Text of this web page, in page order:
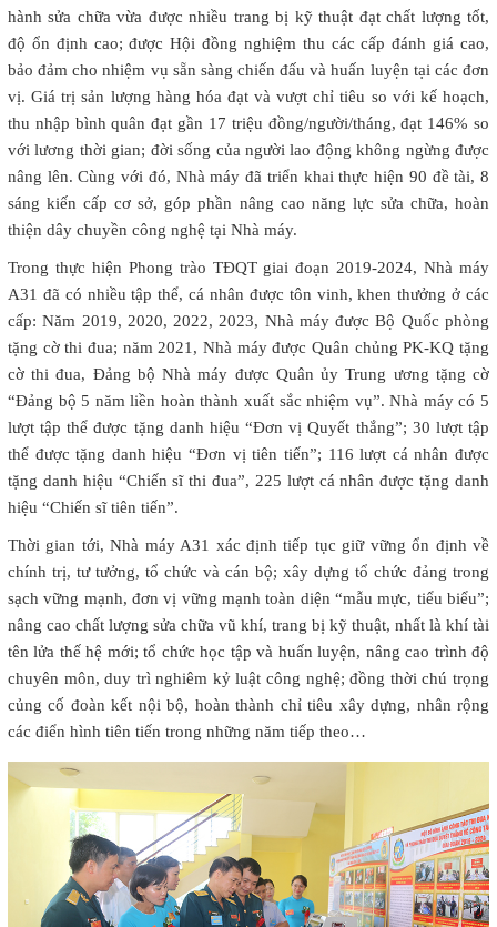
hành sửa chữa vừa được nhiều trang bị kỹ thuật đạt chất lượng tốt,
độ ổn định cao; được Hội đồng nghiệm thu các cấp đánh giá cao,
bảo đảm cho nhiệm vụ sẵn sàng chiến đấu và huấn luyện tại các đơn
vị. Giá trị sản lượng hàng hóa đạt và vượt chỉ tiêu so với kế hoạch,
thu nhập bình quân đạt gần 17 triệu đồng/người/tháng, đạt 146% so
với lương thời gian; đời sống của người lao động không ngừng được
nâng lên. Cùng với đó, Nhà máy đã triển khai thực hiện 90 đề tài, 8
sáng kiến cấp cơ sở, góp phần nâng cao năng lực sửa chữa, hoàn
thiện dây chuyền công nghệ tại Nhà máy.
Trong thực hiện Phong trào TĐQT giai đoạn 2019-2024, Nhà máy
A31 đã có nhiều tập thể, cá nhân được tôn vinh, khen thưởng ở các
cấp: Năm 2019, 2020, 2022, 2023, Nhà máy được Bộ Quốc phòng
tặng cờ thi đua; năm 2021, Nhà máy được Quân chủng PK-KQ tặng
cờ thi đua, Đảng bộ Nhà máy được Quân ủy Trung ương tặng cờ
“Đảng bộ 5 năm liền hoàn thành xuất sắc nhiệm vụ”. Nhà máy có 5
lượt tập thể được tặng danh hiệu “Đơn vị Quyết thắng”; 30 lượt tập
thể được tặng danh hiệu “Đơn vị tiên tiến”; 116 lượt cá nhân được
tặng danh hiệu “Chiến sĩ thi đua”, 225 lượt cá nhân được tặng danh
hiệu “Chiến sĩ tiên tiến”.
Thời gian tới, Nhà máy A31 xác định tiếp tục giữ vững ổn định về
chính trị, tư tưởng, tổ chức và cán bộ; xây dựng tổ chức đảng trong
sạch vững mạnh, đơn vị vững mạnh toàn diện “mẫu mực, tiểu biểu”;
nâng cao chất lượng sửa chữa vũ khí, trang bị kỹ thuật, nhất là khí tài
tên lửa thế hệ mới; tổ chức học tập và huấn luyện, nâng cao trình độ
chuyên môn, duy trì nghiêm kỷ luật công nghệ; đồng thời chú trọng
củng cố đoàn kết nội bộ, hoàn thành chỉ tiêu xây dựng, nhân rộng
các điển hình tiên tiến trong những năm tiếp theo…